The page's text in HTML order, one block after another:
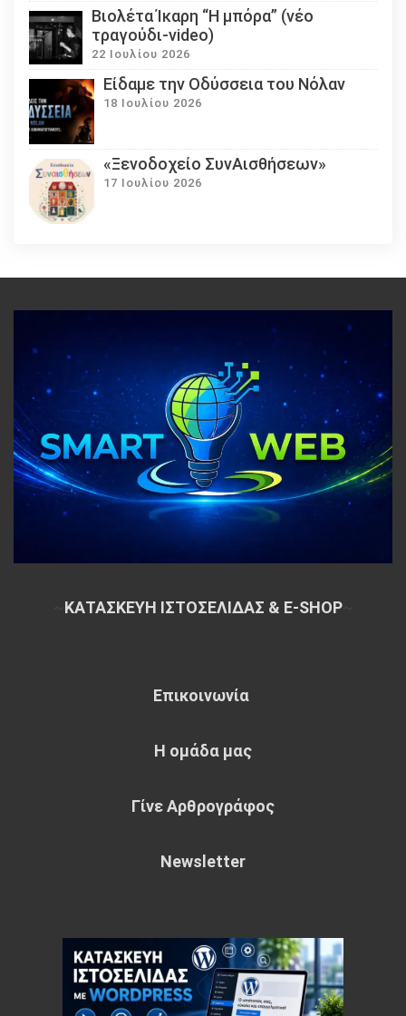
Βιολέτα Ίκαρη “Η μπόρα” (νέο
τραγούδι-video)
22 Ιουλίου 2026
Eίδαμε την Οδύσσεια του Νόλαν
18 Ιουλίου 2026
«Ξενοδοχείο ΣυνΑισθήσεων»
17 Ιουλίου 2026
ΚΑΤΑΣΚΕΥΗ ΙΣΤΟΣΕΛΙΔΑΣ & E-SHOP~
Επικοινωνία
Η ομάδα μας
Γίνε Αρθρογράφος
Newsletter